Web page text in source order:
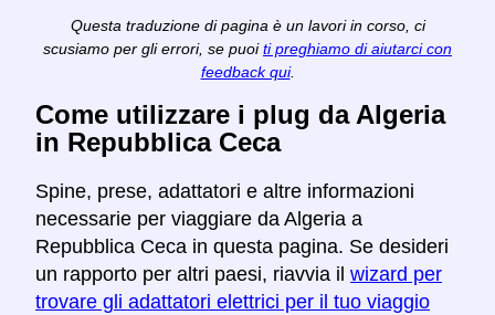
Questa traduzione di pagina è un lavori in corso, ci
scusiamo per gli errori, se puoi ti preghiamo di aiutarci con
feedback qui.
Come utilizzare i plug da Algeria
in Repubblica Ceca
Spine, prese, adattatori e altre informazioni
necessarie per viaggiare da Algeria a
Repubblica Ceca in questa pagina. Se desideri
un rapporto per altri paesi, riavvia il wizard per
trovare gli adattatori elettrici per il tuo viaggio